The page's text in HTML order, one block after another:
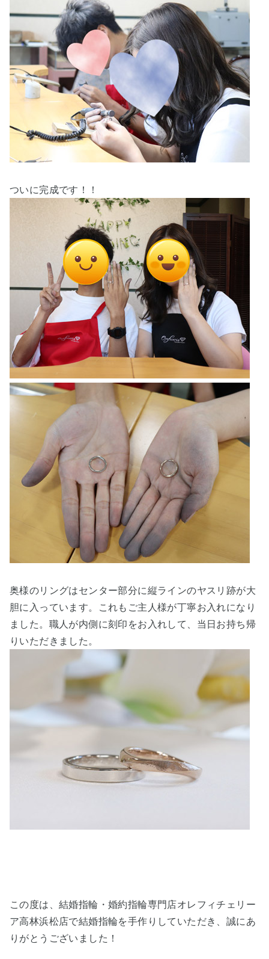
ついに完成です！！
奥様のリングはセンター部分に縦ラインのヤスリ跡が大
胆に入っています。これもご主人様が丁寧お入れになり
ました。職人が内側に刻印をお入れして、当日お持ち帰
りいただきました。
この度は、結婚指輪・婚約指輪専門店オレフィチェリー
ア高林浜松店で結婚指輪を手作りしていただき、誠にあ
りがとうございました！